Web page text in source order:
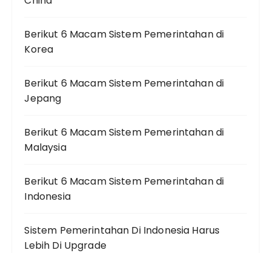
Berikut 6 Macam Sistem Pemerintahan di
Korea
Berikut 6 Macam Sistem Pemerintahan di
Jepang
Berikut 6 Macam Sistem Pemerintahan di
Malaysia
Berikut 6 Macam Sistem Pemerintahan di
Indonesia
Sistem Pemerintahan Di Indonesia Harus
Lebih Di Upgrade